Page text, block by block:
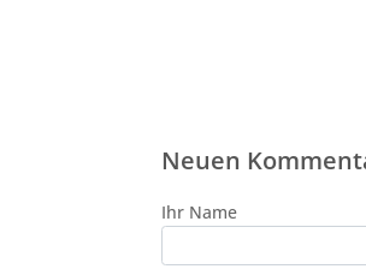
Neuen
Ihr Name